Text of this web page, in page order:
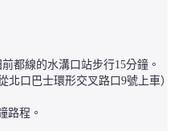
都線的水溝口站步行15分鐘。
口巴士環形交叉路口9號上車）
路程。